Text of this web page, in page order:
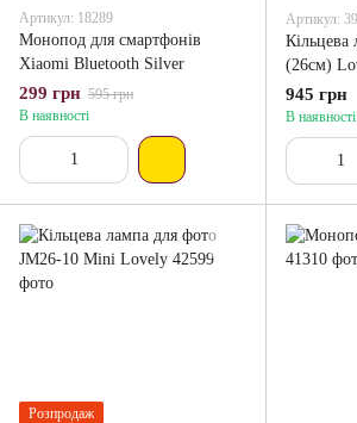
Артикул: 18289
Монопод для смартфонів
Xiaomi Bluetooth Silver
299 грн 595 грн
В наявності
Артикул:
Кільцева
(26см)
945 грн
В наявності
Розпродаж